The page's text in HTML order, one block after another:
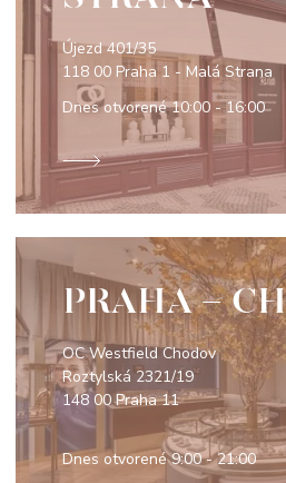
Újezd 401/35
118 00 Praha 1 - Malá Strana
Dnes otvorené10:00 - 16:00
PRAHA -
OC Westfield Chodov
Roztylská 2321/19
148 00 Praha 11
Dnes otvorené9:00 - 21:00